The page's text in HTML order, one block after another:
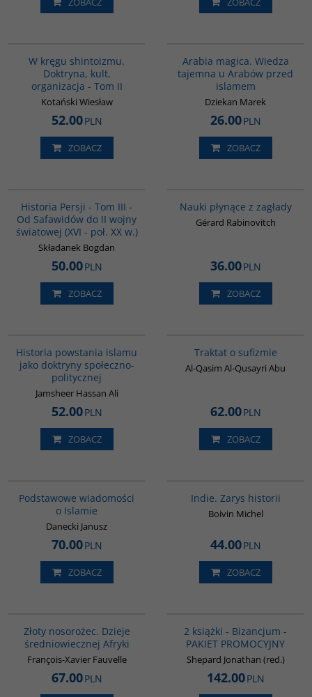
W kręgu shintoizmu.
Doktryna, kult,
organizacja - Tom II
Kotański Wiesław
52.00PLN
ZOBACZ
Arabia magica. Wiedza
tajemna u Arabów przed
islamem
Dziekan Marek
26.00PLN
ZOBACZ
Historia Persji - Tom III -
Od Safawidów do II wojny
światowej (XVI - poł. XX w.)
Składanek Bogdan
50.00PLN
ZOBACZ
Nauki płynące z zagłady
Gérard Rabinovitch
36.00PLN
ZOBACZ
Historia powstania islamu
jako doktryny społeczno-
politycznej
Jamsheer Hassan Ali
52.00PLN
ZOBACZ
Traktat o sufizmie
Al-Qasim Al-Qusayri Abu
62.00PLN
ZOBACZ
Podstawowe wiadomości
o Islamie
Danecki Janusz
70.00PLN
ZOBACZ
Indie. Zarys historii
Boivin Michel
44.00PLN
ZOBACZ
Złoty nosorożec. Dzieje
średniowiecznej Afryki
François-Xavier Fauvelle
67.00PLN
2 książki - Bizancjum -
PAKIET PROMOCYJNY
Shepard Jonathan (red.)
142.00PLN